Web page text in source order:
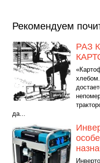
Рекомендуем
РАЗ
да...